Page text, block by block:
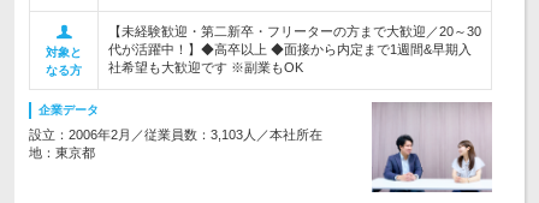
対象と
なる方
【未経験歓迎・第二新卒・フリーターの方まで大歓迎／20～30
代が活躍中！】◆高卒以上 ◆面接から内定まで1週間&早期入
社希望も大歓迎です ※副業もOK
企業データ
設立：2006年2月／従業員数：3,103人／本社所在
地：東京都